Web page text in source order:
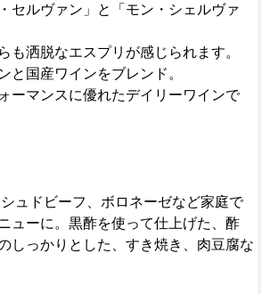
セルヴァン」と「モン・シェルヴァ
も洒脱なエスプリが感じられます。
と国産ワインをブレンド。
ーマンスに優れたデイリーワインで
ュドビーフ、ボロネーゼなど家庭で
ューに。黒酢を使って仕上げた、酢
しっかりとした、すき焼き、肉豆腐な